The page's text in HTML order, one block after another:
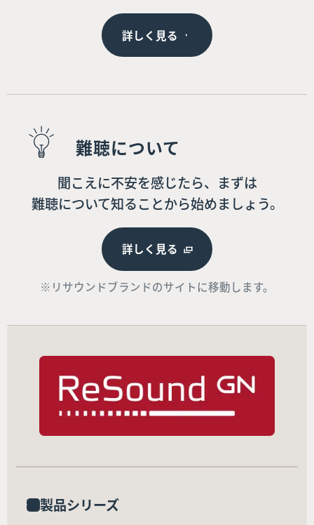
詳しく見る
難聴について
聞こえに不安を感じたら、まずは
難聴について知ることから始めましょう。
詳しく見る
※リサウンドブランドのサイトに移動します。
製品シリーズ